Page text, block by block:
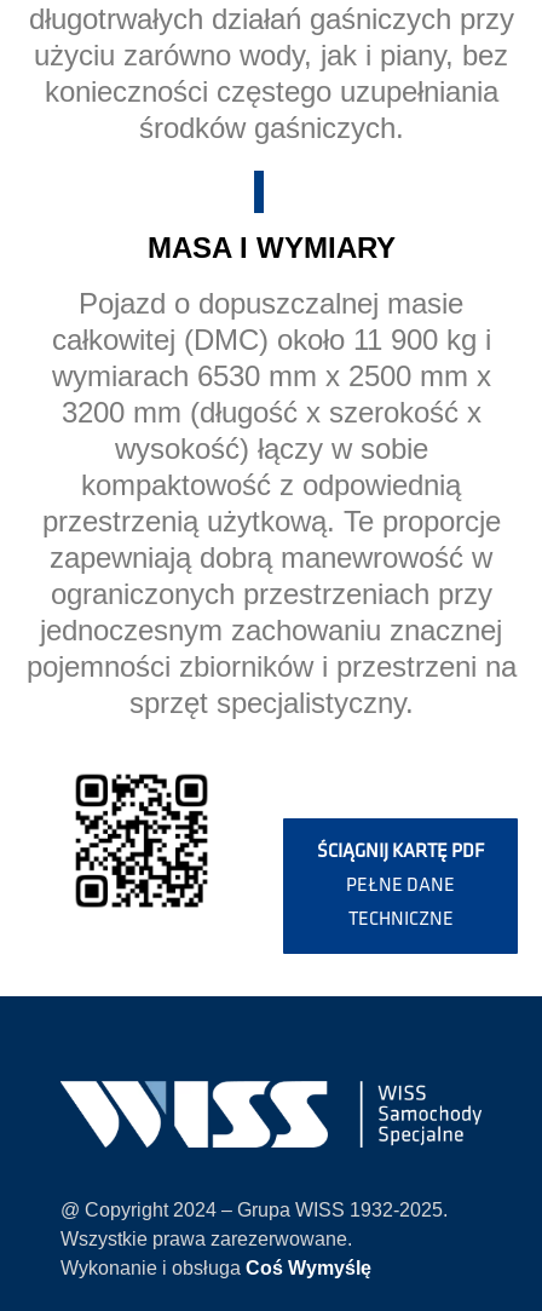
długotrwałych działań gaśniczych przy
użyciu zarówno wody, jak i piany, bez
konieczności częstego uzupełniania
środków gaśniczych.
MASA I WYMIARY
Pojazd o dopuszczalnej masie
całkowitej (DMC) około 11 900 kg i
wymiarach 6530 mm x 2500 mm x
3200 mm (długość x szerokość x
wysokość) łączy w sobie
kompaktowość z odpowiednią
przestrzenią użytkową. Te proporcje
zapewniają dobrą manewrowość w
ograniczonych przestrzeniach przy
jednoczesnym zachowaniu znacznej
pojemności zbiorników i przestrzeni na
sprzęt specjalistyczny.
ŚCIĄGNIJ KARTĘ PDF
PEŁNE DANE
TECHNICZNE
@ Copyright 2024 – Grupa WISS 1932-2025.
Wszystkie prawa zarezerwowane.
Wykonanie i obsługa Coś Wymyślę